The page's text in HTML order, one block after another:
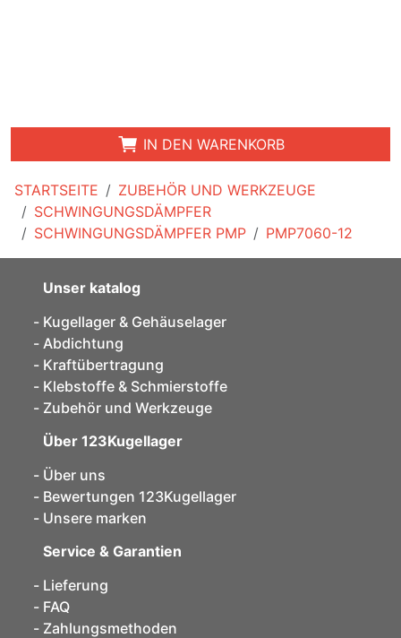
STARTSEITE
ZUBEHÖR UND WERKZEUGE
SCHWINGUNGSDÄMPFER
SCHWINGUNGSDÄMPFER PMP
PMP7060-12
IN DEN WARENKORB
Unser katalog
Kugellager & Gehäuselager
Abdichtung
Kraftübertragung
Klebstoffe & Schmierstoffe
Zubehör und Werkzeuge
Über 123Kugellager
Über uns
Bewertungen 123Kugellager
Unsere marken
Service & Garantien
Lieferung
FAQ
Zahlungsmethoden